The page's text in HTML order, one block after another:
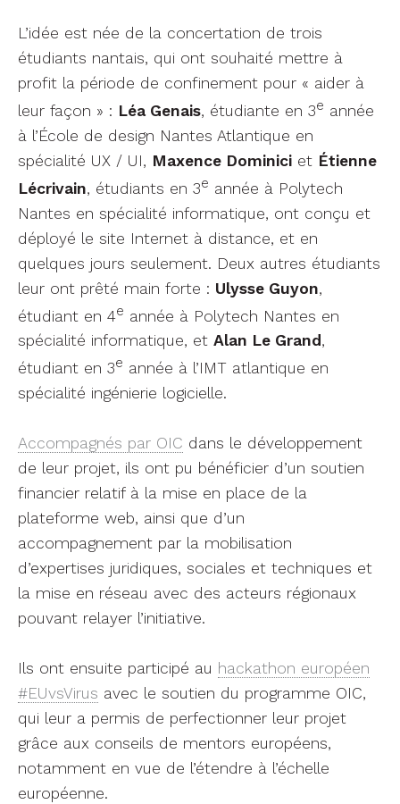
L’idée est née de la concertation de trois
étudiants nantais, qui ont souhaité mettre à
profit la période de confinement pour « aider à
leur façon » : Léa Genais, étudiante en 3e année
à l’École de design Nantes Atlantique en
spécialité UX / UI, Maxence Dominici et Étienne
Lécrivain, étudiants en 3e année à Polytech
Nantes en spécialité informatique, ont conçu et
déployé le site Internet à distance, et en
quelques jours seulement. Deux autres étudiants
leur ont prêté main forte : Ulysse Guyon,
étudiant en 4e année à Polytech Nantes en
spécialité informatique, et Alan Le Grand ,
étudiant en 3e année à l’IMT atlantique en
spécialité ingénierie logicielle.
Accompagnés par OIC dans le développement
de leur projet, ils ont pu bénéficier d’un soutien
financier relatif à la mise en place de la
plateforme web, ainsi que d’un
accompagnement par la mobilisation
d’expertises juridiques, sociales et techniques et
la mise en réseau avec des acteurs régionaux
pouvant relayer l’initiative.
Ils ont ensuite participé au hackathon européen
#EUvsVirus avec le soutien du programme OIC,
qui leur a permis de perfectionner leur projet
grâce aux conseils de mentors européens,
notamment en vue de l’étendre à l’échelle
européenne.